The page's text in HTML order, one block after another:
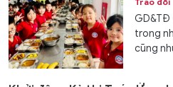
GD&TĐ
trong
cũng